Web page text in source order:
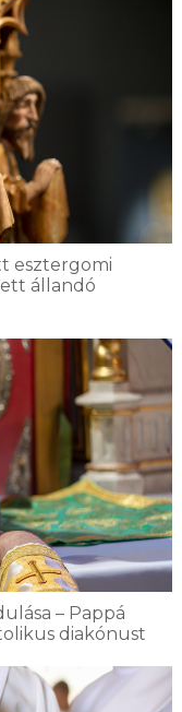
esztergomi
állandó
– Pappá
diakónust